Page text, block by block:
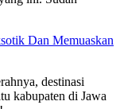
Dan Memuaskan
destinasi
kabupaten di Jawa